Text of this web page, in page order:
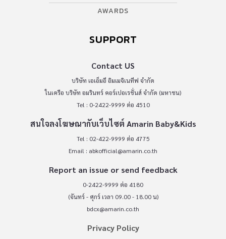
AWARDS
SUPPORT
Contact US
บริษัท เอเอ็มอี อิมเมจิเนทีฟ จำกัด
ในเครือ บริษัท อมรินทร์ คอร์เปอเรชั่นส์ จำกัด (มหาชน)
Tel : 0-2422-9999 ต่อ 4510
สนใจลงโฆษณากับเว็บไซต์ Amarin Baby&Kids
Tel : 02-422-9999 ต่อ 4775
Email : abkofficial@amarin.co.th
Report an issue or send feedback
0-2422-9999 ต่อ 4180
(จันทร์ - ศุกร์ เวลา 09.00 - 18.00 น)
bdcx@amarin.co.th
Privacy Policy